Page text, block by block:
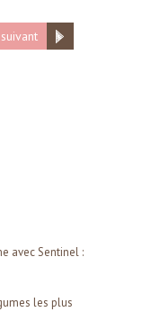
avec Sentinel :
les plus